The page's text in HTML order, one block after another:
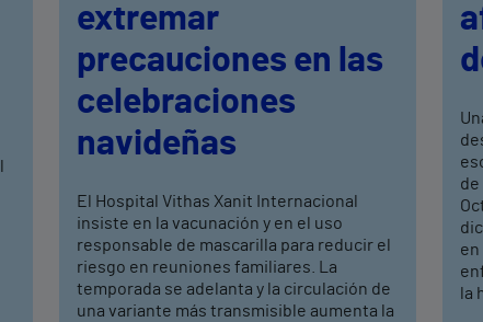
extremar
precauciones en las
celebraciones
navideñas
El Hospital Vithas Xanit Internacional
insiste en la vacunación y en el uso
responsable de mascarilla para reducir el
riesgo en reuniones familiares. La
temporada se adelanta y la circulación de
una variante más transmisible aumenta la
de
en
la